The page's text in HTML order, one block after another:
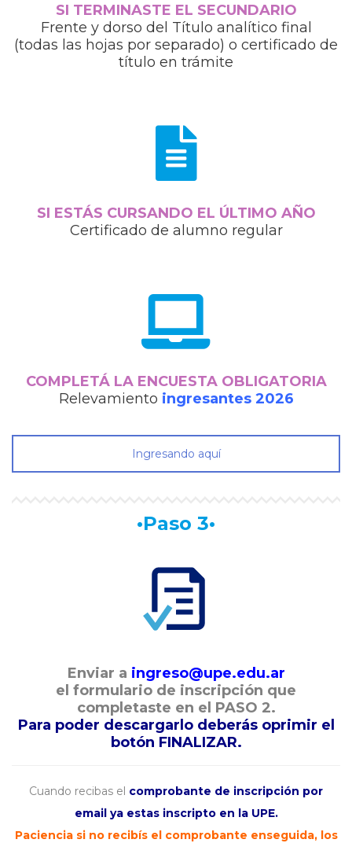
SI TERMINASTE EL SECUNDARIO
Frente y dorso del Título analítico final
(todas las hojas por separado) o certificado de
título en trámite
SI ESTÁS CURSANDO EL ÚLTIMO AÑO
Certificado de alumno regular
COMPLETÁ LA ENCUESTA OBLIGATORIA
Relevamiento ingresantes 2026
Ingresando aquí
•Paso 3•
Enviar a ingreso@upe.edu.ar
el formulario de inscripción que
completaste en el PASO 2.
Para poder descargarlo deberás oprimir el
botón FINALIZAR.
Cuando recibas el comprobante de inscripción por
email ya estas inscripto en la UPE.
Paciencia si no recibís el comprobante enseguida, los